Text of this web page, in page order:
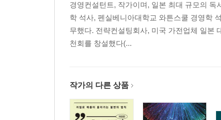
경영컨설턴트, 작가이며, 일본 최대 규모의 독
학 석사, 펜실베니아대학교 와튼스쿨 경영학
무했다. 전략컨설팅회사, 미국 가전업체 일본
천회를 창설했다(...
작가의 다른 상품